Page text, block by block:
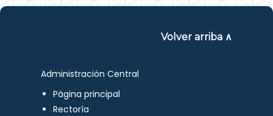
Volver arriba ∧
Administración Central
Página principal
Rectoría